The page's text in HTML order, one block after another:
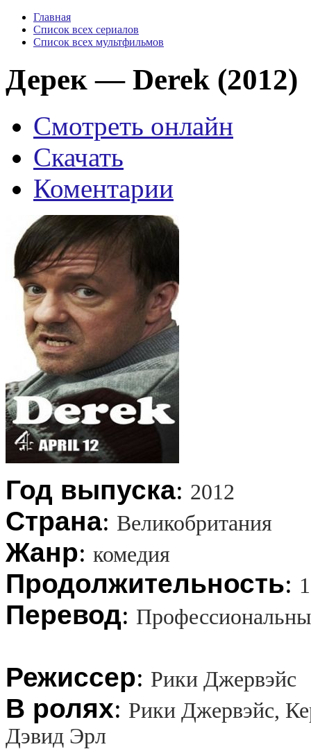
Главная
Список всех сериалов
Список всех мультфильмов
Дерек — Derek (2012)
Смотреть онлайн
Скачать
Коментарии
Год выпуска: 2012
Страна: Великобритания
Жанр: комедия
Продолжительность:
Перевод:
Режиссер: Рики Джервэйс
В ролях: Рики Джервэйс,
Дэвид Эрл